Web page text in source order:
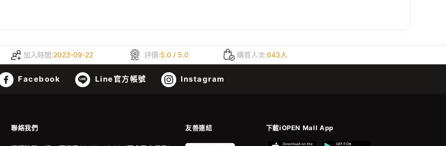
加入時間:2023-09-22 評價:5.0 / 5.0 購買人次:643人
Facebook Line官方帳號 Instagram
聯絡我們 友善連結 下載iOPEN Mall App